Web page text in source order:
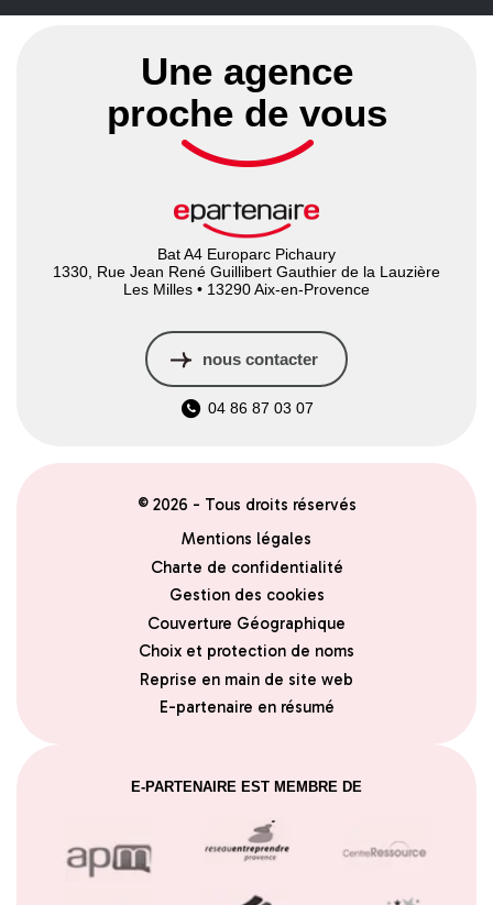
Une agence
proche de vous
Bat A4 Europarc Pichaury
1330, Rue Jean René Guillibert Gauthier de la Lauzière
Les Milles • 13290 Aix-en-Provence
nous contacter
04 86 87 03 07
© 2026 - Tous droits réservés
Mentions légales
Charte de confidentialité
Gestion des cookies
Couverture Géographique
Choix et protection de noms
Reprise en main de site web
E-partenaire en résumé
E-PARTENAIRE EST MEMBRE DE